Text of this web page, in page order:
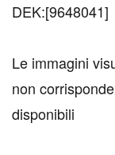
DEK:[9648041]
Le immagini
non
disponibili